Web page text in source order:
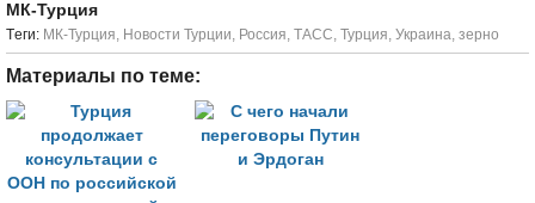
МК-Турция
Tеги: МК-Турция, Новости Турции, Россия, ТАСС, Турция, Украина, зерно
Материалы по теме: